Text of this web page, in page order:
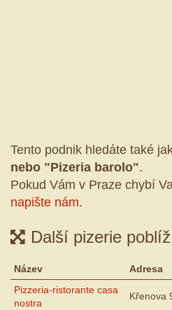
Tento podnik hledáte také
nebo "Pizeria barolo".
Pokud Vám v Praze chybí
napište nám.
Další pizerie
Název Adresa
Pizzeria-ristorante casa
nostra
Křenova